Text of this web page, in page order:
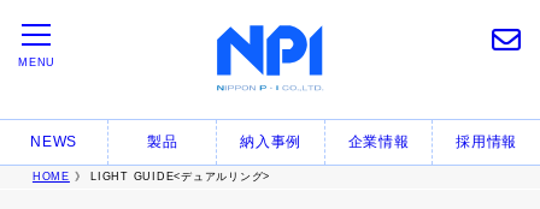
MENU
NEWS 製品 納入事例 企業情報 採用情報
HOME 》 LIGHT GUIDE<デュアルリング>